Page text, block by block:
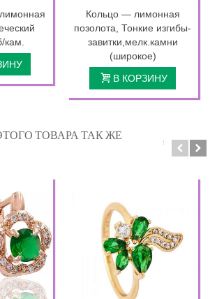
кам.
Кольцо — лимонная
позолота, Тонкие изгибы-
завитки,мелк.камни
(широкое)
В КОРЗИНУ
ТОВАРА ТАК ЖЕ